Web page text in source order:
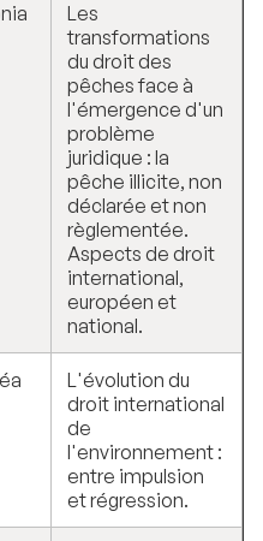
Les
transformations
du droit des
pêches face à
l'émergence d'un
problème
juridique : la
pêche illicite, non
déclarée et non
règlementée.
Aspects de droit
international,
européen et
national.
L'évolution du
droit international
de
l'environnement :
entre impulsion
et régression.